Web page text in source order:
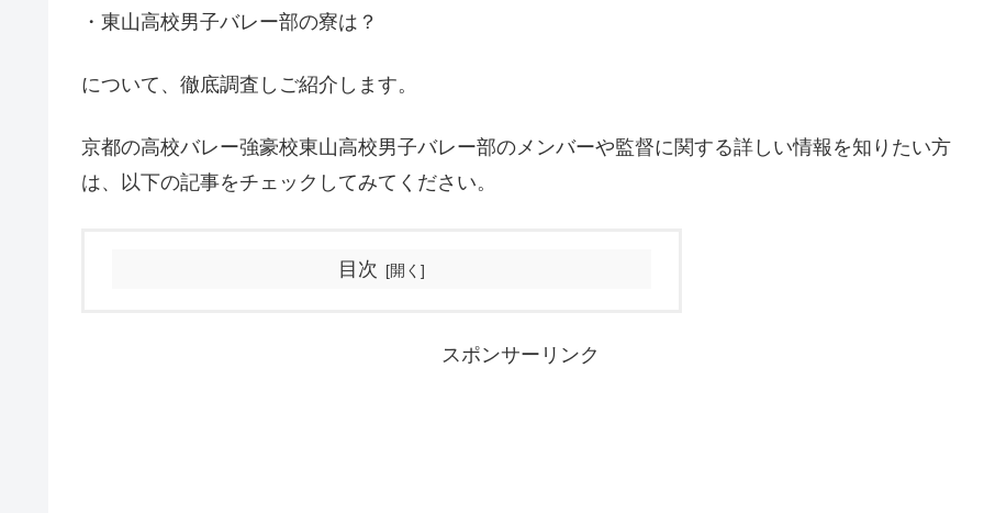
・東山高校男子バレー部の寮は？
について、徹底調査しご紹介します。
京都の高校バレー強豪校東山高校男子バレー部のメンバーや監督に関する詳しい情報を知りたい方
は、以下の記事をチェックしてみてください。
目次
スポンサーリンク